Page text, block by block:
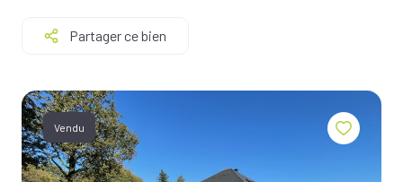
BIENS
NOS
BIENS À
LA
LOCATION
Partager ce bien
Vendu